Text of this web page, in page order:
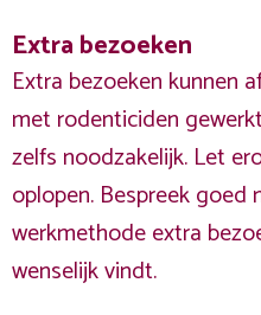
Extra bezoeken
Extra bezoeken kunnen
met rodenticiden
zelfs noodzakelijk. Let
oplopen. Bespreek
werkmethode extra
wenselijk vindt.